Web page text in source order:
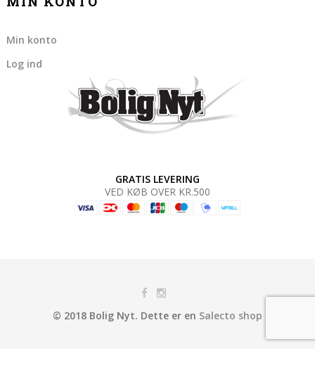
Min konto
Log ind
GRATIS LEVERING
VED KØB OVER KR.500
© 2018 Bolig Nyt. Dette er en Salecto shop